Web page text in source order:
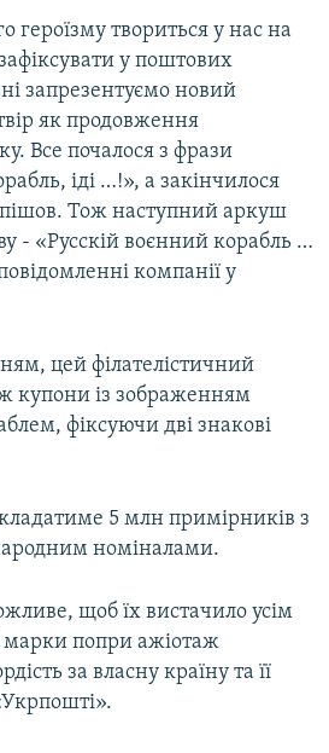
героїзму твориться у нас на
у поштових
запрезентуємо новий
як продовження
Все почалося з фрази
іді …!», а закінчилося
Тож наступний аркуш
- «Русскій воєнний корабль …
компанії у
цей філателістичний
купони із зображенням
фіксуючи дві знакові
5 млн примірників з
номіналами.
щоб їх вистачило усім
марки попри ажіотаж
за власну країну та її